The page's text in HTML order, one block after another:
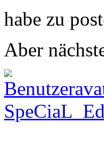
habe zu
Aber